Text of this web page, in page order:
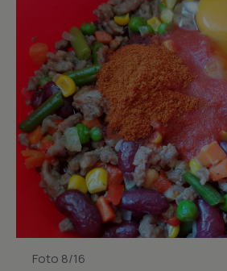
Foto 8/16